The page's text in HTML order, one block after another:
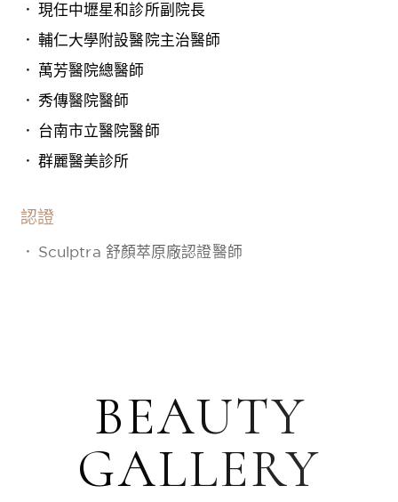
現任中壢星和診所副院長
輔仁大學附設醫院主治醫師
萬芳醫院總醫師
秀傳醫院醫師
台南市立醫院醫師
群麗醫美診所
認證
Sculptra 舒顏萃原廠認證醫師
BEAUTY
GALLERY